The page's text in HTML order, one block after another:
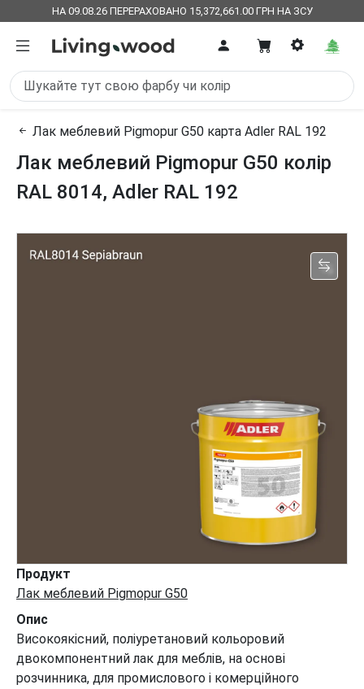
НА 09.08.26 ПЕРЕРАХОВАНО 15,372,661.00 ГРН НА ЗСУ
Лак меблевий Pigmopur G50 карта Adler RAL 192
Лак меблевий Pigmopur G50 колір
RAL 8014, Adler RAL 192
Продукт
Лак меблевий Pigmopur G50
Опис
Високоякісний, поліуретановий кольоровий
двокомпонентний лак для меблів, на основі
розчинника, для промислового і комерційного